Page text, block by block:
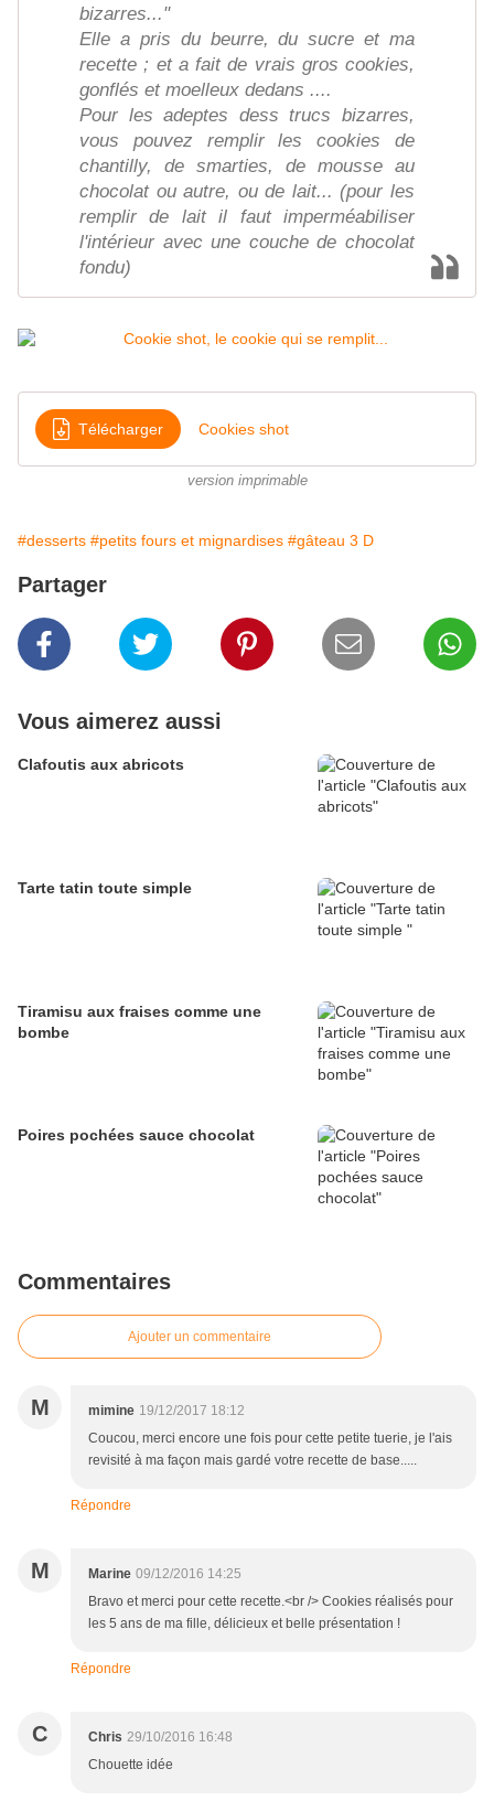
bizarres..."
Elle a pris du beurre, du sucre et ma
recette ; et a fait de vrais gros cookies,
gonflés et moelleux dedans ....
Pour les adeptes dess trucs bizarres,
vous pouvez remplir les cookies de
chantilly, de smarties, de mousse au
chocolat ou autre, ou de lait... (pour les
remplir de lait il faut imperméabiliser
l'intérieur avec une couche de chocolat
fondu)
Télécharger Cookies shot
version imprimable
#desserts #petits fours et mignardises #gâteau 3 D
Partager
Vous aimerez aussi
Clafoutis aux abricots
Tarte tatin toute simple
Tiramisu aux fraises comme une
bombe
Poires pochées sauce chocolat
Commentaires
Ajouter un commentaire
M mimine 19/12/2017 18:12
Coucou, merci encore une fois pour cette petite tuerie, je l'ais
revisité à ma façon mais gardé votre recette de base.....
Répondre
M Marine 09/12/2016 14:25
Bravo et merci pour cette recette.<br /> Cookies réalisés pour
les 5 ans de ma fille, délicieux et belle présentation !
Répondre
C Chris 29/10/2016 16:48
Chouette idée